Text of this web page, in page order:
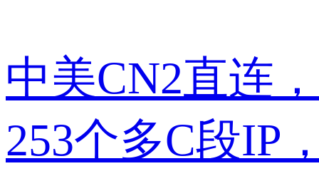
中美CN2直连
253个多C段IP